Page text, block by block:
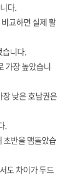
다.
교하면 실제 활
니다.
가장 높았습니
낮은 호남권은
.
초반을 맴돌았습
도 차이가 두드